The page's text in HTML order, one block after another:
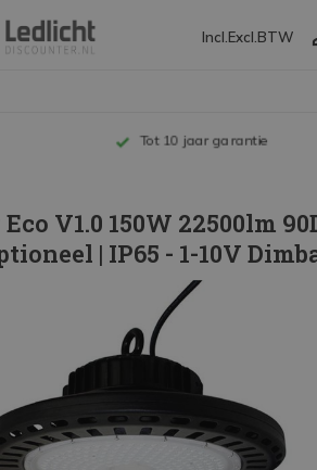
Incl. Excl. BTW
Tot 10 jaar garantie
V1.0 150W 22500lm
| IP65 - 1-10V